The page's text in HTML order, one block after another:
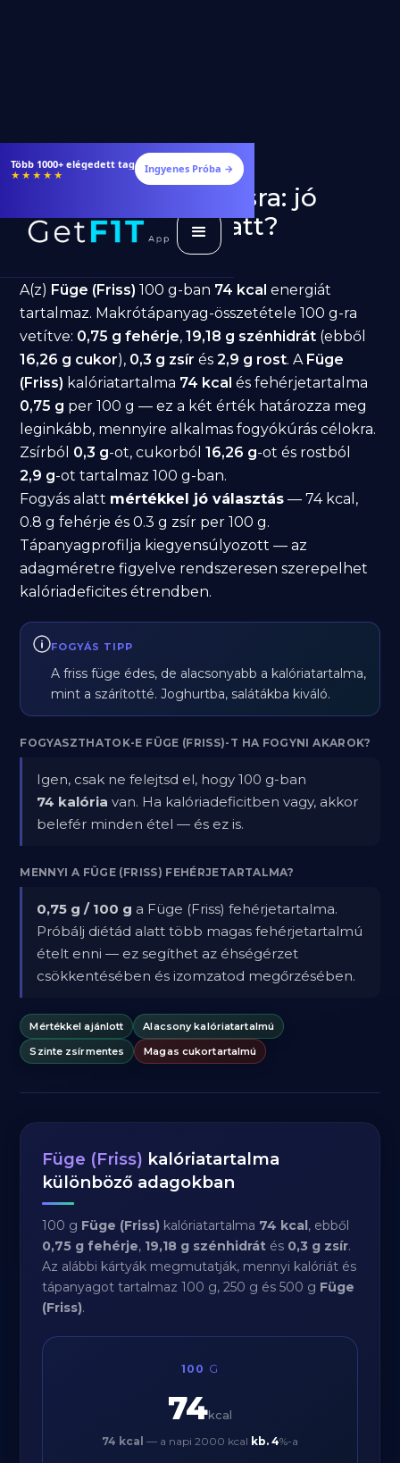
Több 1000+ elégedett tag
★★★★★ Ingyenes Próba →
Füge (Friss) fogyásra: jó
választás diéta alatt?
A(z) Füge (Friss) 100 g-ban 74 kcal energiát
tartalmaz. Makrótápanyag-összetétele 100 g-ra
vetítve: 0,75 g fehérje,19,18 g szénhidrát (ebből
16,26 g cukor), 0,3 g zsír és2,9 g rost. A Füge
(Friss) kalóriatartalma 74 kcal és fehérjetartalma
0,75 g per 100 g — ez a két érték határozza meg
leginkább, mennyire alkalmas fogyókúrás célokra.
Zsírból 0,3 g-ot, cukorból16,26 g-ot és rostból
2,9 g-ot tartalmaz 100 g-ban.
Fogyás alatt mértékkel jó választás — 74 kcal,
0.8 g fehérje és 0.3 g zsír per 100 g.
Tápanyagprofilja kiegyensúlyozott — az
adagméretre figyelve rendszeresen szerepelhet
kalóriadeficites étrendben.
FOGYÁS TIPP
A friss füge édes, de alacsonyabb a kalóriatartalma,
mint a szárítotté. Joghurtba, salátákba kiváló.
FOGYASZTHATOK-E FÜGE (FRISS)-T HA FOGYNI AKAROK?
Igen, csak ne felejtsd el, hogy 100 g-ban
74 kalória van. Ha kalóriadeficitben vagy, akkor
belefér minden étel — és ez is.
MENNYI A FÜGE (FRISS) FEHÉRJETARTALMA?
0,75 g / 100 g a Füge (Friss) fehérjetartalma.
Próbálj diétád alatt több magas fehérjetartalmú
ételt enni — ez segíthet az éhségérzet
csökkentésében és izomzatod megőrzésében.
Mértékkel ajánlott
Alacsony kalóriatartalmú
Szinte zsírmentes
Magas cukortartalmú
Füge (Friss) kalóriatartalma
különböző adagokban
100 g Füge (Friss) kalóriatartalma 74 kcal, ebből
0,75 g fehérje, 19,18 g szénhidrát és 0,3 g zsír.
Az alábbi kártyák megmutatják, mennyi kalóriát és
tápanyagot tartalmaz 100 g, 250 g és 500 g Füge
(Friss).
100 G
74kcal
74 kcal — a napi 2000 kcal kb. 4%-a